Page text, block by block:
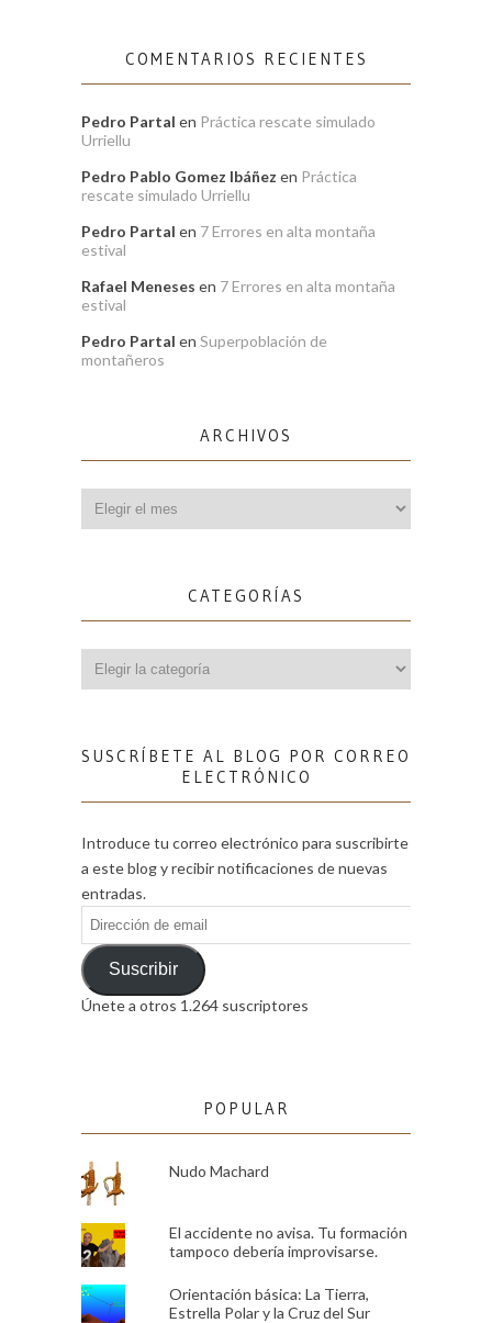
COMENTARIOS RECIENTES
Pedro Partal en Práctica rescate simulado
Urriellu
Pedro Pablo Gomez Ibáñez en Práctica
rescate simulado Urriellu
Pedro Partal en 7 Errores en alta montaña
estival
Rafael Meneses en 7 Errores en alta montaña
estival
Pedro Partal en Superpoblación de
montañeros
ARCHIVOS
CATEGORÍAS
SUSCRÍBETE AL BLOG POR CORREO
ELECTRÓNICO
Introduce tu correo electrónico para suscribirte
a este blog y recibir notificaciones de nuevas
entradas.
Dirección
de
emailSuscribir
Únete a otros 1.264 suscriptores
POPULAR
Nudo Machard
El accidente no avisa. Tu formación
tampoco debería improvisarse.
Orientación básica: La Tierra,
Estrella Polar y la Cruz del Sur